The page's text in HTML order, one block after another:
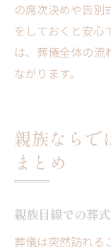
の席次決めや告別
をしておくと安心
は、葬儀全体の流
ながります。
親族ならで
まとめ
親族目線での葬
葬儀は突然訪れる